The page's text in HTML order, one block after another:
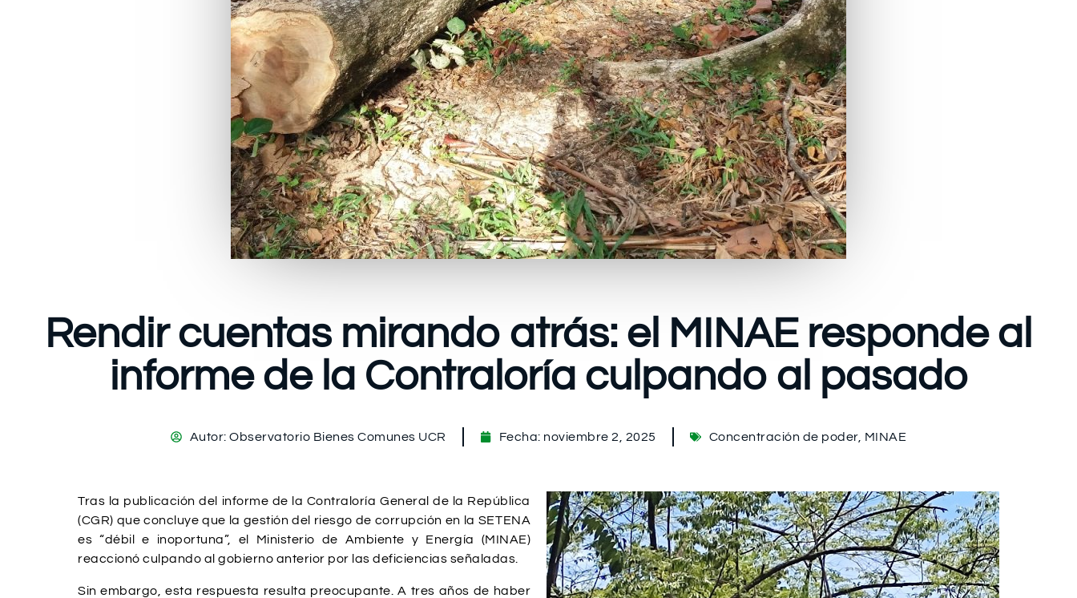
Rendir cuentas mirando atrás: el MINAE responde al
informe de la Contraloría culpando al pasado
Autor: Observatorio Bienes Comunes UCR Fecha: noviembre 2, 2025 Concentración de poder, MINAE
Tras la publicación del informe de la Contraloría General de la República
(CGR) que concluye que la gestión del riesgo de corrupción en la SETENA
es “débil e inoportuna”, el Ministerio de Ambiente y Energía (MINAE)
reaccionó culpando al gobierno anterior por las deficiencias señaladas.
Sin embargo, esta respuesta resulta preocupante. A tres años de haber